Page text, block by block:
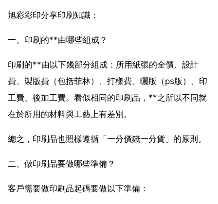
旭彩彩印分享印刷知識：
一、印刷的**由哪些組成？
印刷的**由以下幾部分組成：所用紙張的全價、設計
費、製版費（包括菲林）、打樣費、曬版（ps版）、印
工費、後加工費。看似相同的印刷品，**之所以不同就
在於所用的材料與工藝上有差別。
總之，印刷品也照樣遵循「一分價錢一分貨」的原則。
二、做印刷品要做哪些準備？
客戶需要做印刷品起碼要做以下準備：